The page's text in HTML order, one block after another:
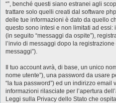
“”, benché questi siano estranei agli
trattare solo quelli creati dal software
delle tue informazioni è dato da quello
questo sono intesi e non limitati ad
(in seguito “messaggi da ospite”),
l’invio di messaggi dopo la
messaggi”).
Il tuo account avrà, di base, un unico
nome utente”), una password da usare
“la tua password”) ed un indirizzo email
informazioni rilasciate per l’apertura
Leggi sulla Privacy dello Stato che